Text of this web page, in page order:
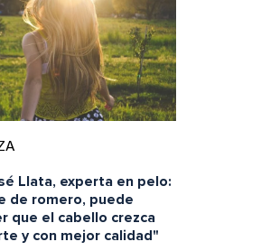
Llata, experta en pelo:
de romero, puede
que el cabello crezca
y con mejor calidad"